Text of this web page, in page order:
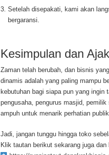
Setelah disepakati, kami akan
bergaransi.
Kesimpulan dan
Zaman telah berubah, dan bisnis
dinamis adalah yang paling mampu
kebutuhan bagi siapa pun yang ingin
pengusaha, pengurus masjid,
ampuh untuk menarik perhatian
Jadi, jangan tunggu hingga toko
Klik tautan berikut sekarang juga